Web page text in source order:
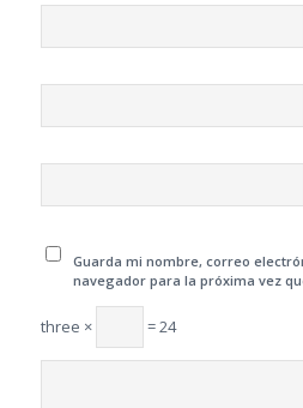
Guarda mi nombre, correo
navegador para la próxima vez
three × = 24